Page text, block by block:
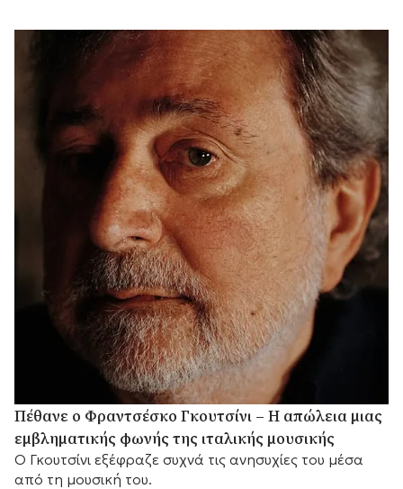
Πέθανε ο Φραντσέσκο Γκουτσίνι – Η απώλεια μιας
εμβληματικής φωνής της ιταλικής μουσικής
Ο Γκουτσίνι εξέφραζε συχνά τις ανησυχίες του μέσα
από τη μουσική του.